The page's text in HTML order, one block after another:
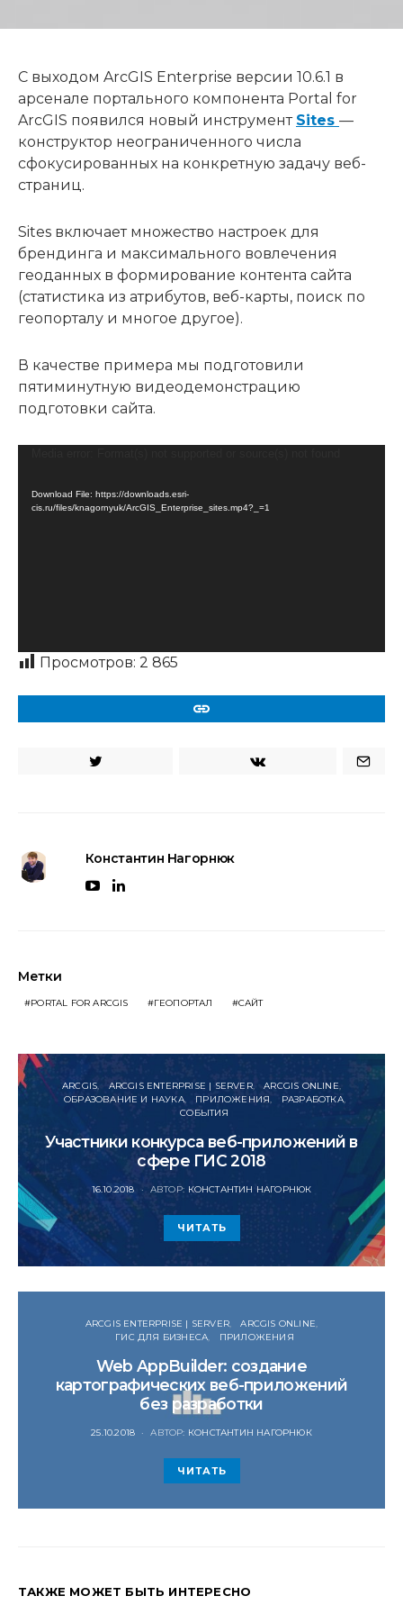
С выходом ArcGIS Enterprise версии 10.6.1 в
арсенале портального компонента Portal for
ArcGIS появился новый инструмент Sites —
конструктор неограниченного числа
сфокусированных на конкретную задачу веб-
страниц.
Sites включает множество настроек для
брендинга и максимального вовлечения
геоданных в формирование контента сайта
(статистика из атрибутов, веб-карты, поиск по
геопорталу и многое другое).
В качестве примера мы подготовили
пятиминутную видеодемонстрацию
подготовки сайта.
Download File: https://downloads.esri-
cis.ru/files/knagornyuk/ArcGIS_Enterprise_sites.mp4?_=1
Просмотров: 2 865
Константин Нагорнюк
Метки
PORTAL FOR ARCGIS ГЕОПОРТАЛ САЙТ
ARCGIS ARCGIS ENTERPRISE | SERVER
ARCGIS ONLINE
ОБРАЗОВАНИЕ И НАУКА
ПРИЛОЖЕНИЯ
РАЗРАБОТКА
СОБЫТИЯ
Участники конкурса веб-приложений в
сфере ГИС 2018
POSTED
16.10.2018 АВТОР: КОНСТАНТИН НАГОРНЮК
ЧИТАТЬ
ARCGIS ENTERPRISE | SERVER
ARCGIS ONLINE
ГИС ДЛЯ БИЗНЕСА
ПРИЛОЖЕНИЯ
Web AppBuilder: создание
картографических веб-приложений
без разработки
POSTED
25.10.2018 АВТОР: КОНСТАНТИН НАГОРНЮК
ЧИТАТЬ
ТАКЖЕ МОЖЕТ БЫТЬ ИНТЕРЕСНО